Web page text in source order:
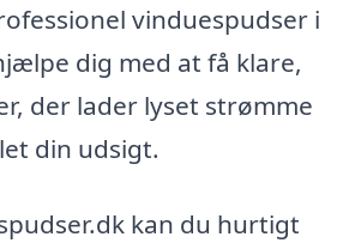
vinduespudser i
dig med at få klare,
der lader lyset strømme
din udsigt.
kan du hurtigt